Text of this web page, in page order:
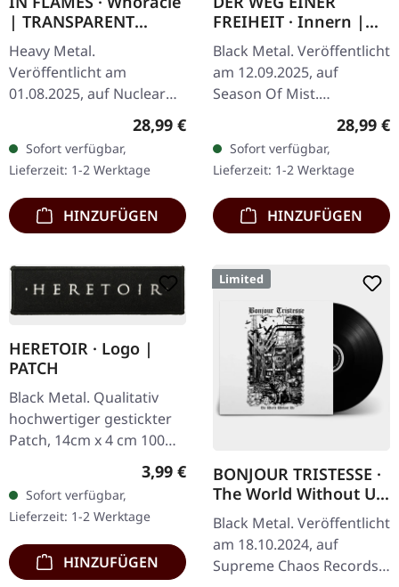
| TRANSPARENT
YELLOW LP
Heavy Metal.
Veröffentlicht am
01.08.2025, auf Nuclear
Transparentes gelbes
Vinyl. Limitierte Auflage.
Die schwedischen
Melodic Death…
Regulärer Preis:
28,99 €
Sofort verfügbar,
Lieferzeit: 1-2 Werktage
HINZUFÜGEN
FREIHEIT · Innern |
CLEAR/RED LP
Black Metal. Veröffentlicht
am 12.09.2025, auf
Season Of Mist.
marmoriertes Vinyl im
Cover mit Stanzung, die
verschiedene Cover…
28,99 €
Sofort verfügbar,
Lieferzeit: 1-2 Werktage
HINZUFÜGEN
HERETOIR · Logo |
PATCH
Black Metal. Qualitativ
hochwertiger gestickter
Patch, 14cm x 4 cm 100%
Regulärer Preis:
3,99 €
Sofort verfügbar,
Lieferzeit: 1-2 Werktage
HINZUFÜGEN
Limited
BONJOUR TRISTESSE ·
The World Without Us
| BLACK LP
Black Metal. Veröffentlicht
am 18.10.2024, auf
Supreme Chaos Records.